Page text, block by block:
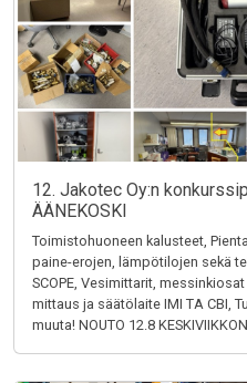
12. Jakotec Oy:n
ÄÄNEKOSKI
Toimistohuoneen kalusteet,
paine-erojen, lämpötilojen sekä
SCOPE, Vesimittarit,
mittaus ja säätölaite IMI TA CBI,
muuta! NOUTO 12.8